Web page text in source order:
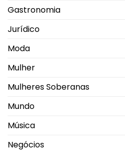
Gastronomia
Jurídico
Moda
Mulher
Mulheres Soberanas
Mundo
Música
Negócios